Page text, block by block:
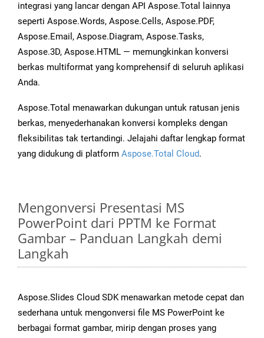
integrasi yang lancar dengan API Aspose.Total lainnya
seperti Aspose.Words, Aspose.Cells, Aspose.PDF,
Aspose.Email, Aspose.Diagram, Aspose.Tasks,
Aspose.3D, Aspose.HTML — memungkinkan konversi
berkas multiformat yang komprehensif di seluruh aplikasi
Anda.
Aspose.Total menawarkan dukungan untuk ratusan jenis
berkas, menyederhanakan konversi kompleks dengan
fleksibilitas tak tertandingi. Jelajahi daftar lengkap format
yang didukung di platform Aspose.Total Cloud.
Mengonversi Presentasi MS
PowerPoint dari PPTM ke Format
Gambar – Panduan Langkah demi
Langkah
Aspose.Slides Cloud SDK menawarkan metode cepat dan
sederhana untuk mengonversi file MS PowerPoint ke
berbagai format gambar, mirip dengan proses yang